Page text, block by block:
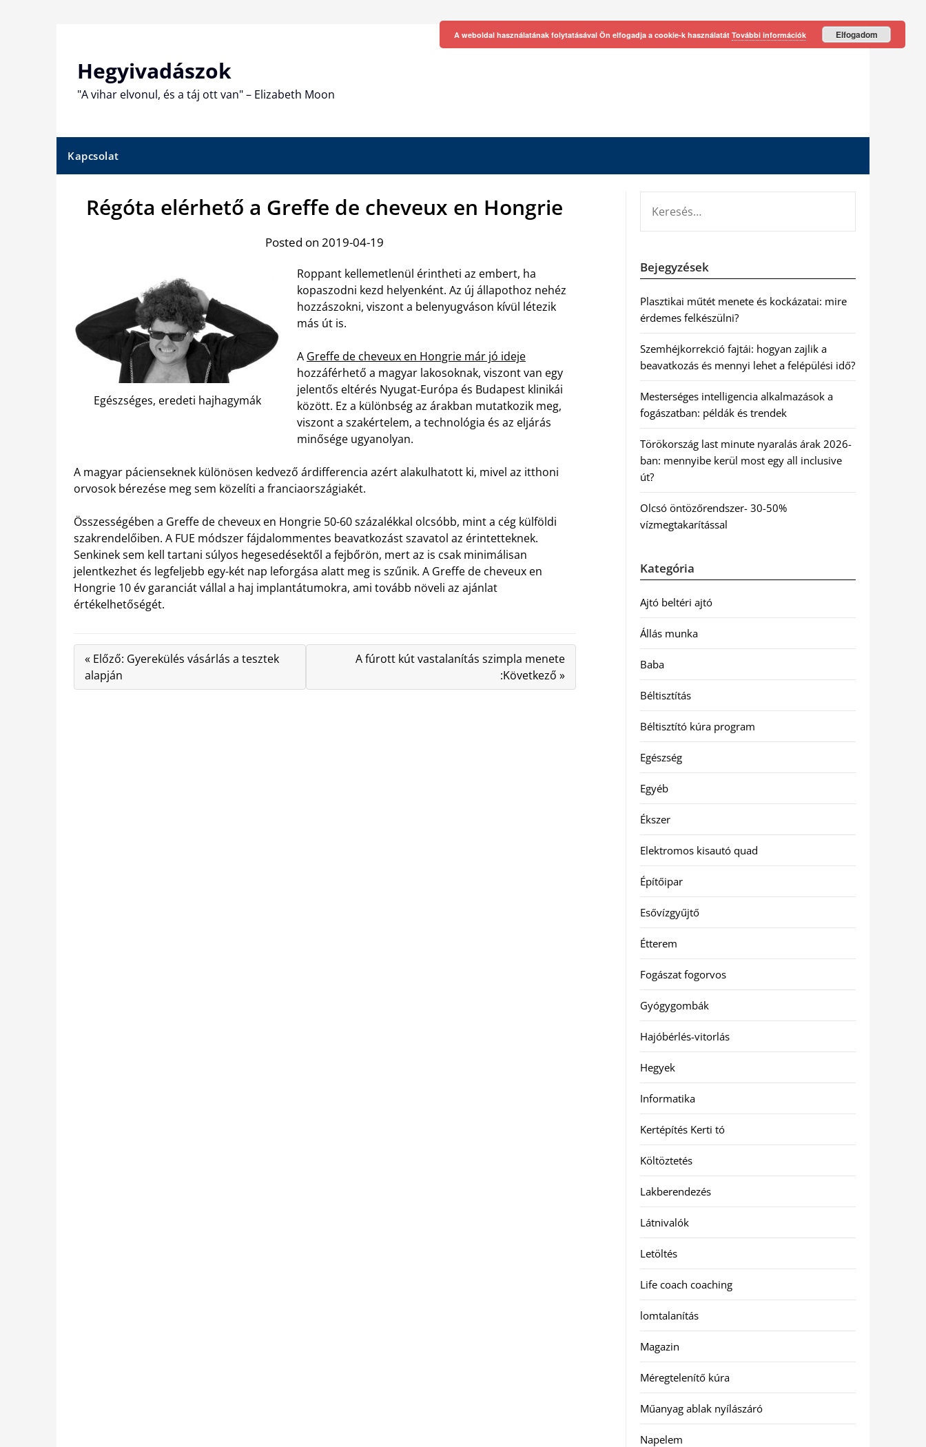
Hegyivadászok
"A vihar elvonul, és a táj ott van" – Elizabeth Moon
Kapcsolat
Régóta elérhető a Greffe de cheveux en Hongrie
Posted on 2019-04-19
Egészséges, eredeti hajhagymák
Roppant kellemetlenül érintheti az embert, ha
kopaszodni kezd helyenként. Az új állapothoz nehéz
hozzászokni, viszont a belenyugváson kívül létezik
más út is.
A Greffe de cheveux en Hongrie már jó ideje
hozzáférhető a magyar lakosoknak, viszont van egy
jelentős eltérés Nyugat-Európa és Budapest klinikái
között. Ez a különbség az árakban mutatkozik meg,
viszont a szakértelem, a technológia és az eljárás
minősége ugyanolyan.
A magyar pácienseknek különösen kedvező árdifferencia azért alakulhatott ki, mivel az itthoni
orvosok bérezése meg sem közelíti a franciaországiakét.
Összességében a Greffe de cheveux en Hongrie 50-60 százalékkal olcsóbb, mint a cég külföldi
szakrendelőiben. A FUE módszer fájdalommentes beavatkozást szavatol az érintetteknek.
Senkinek sem kell tartani súlyos hegesedésektől a fejbőrön, mert az is csak minimálisan
jelentkezhet és legfeljebb egy-két nap leforgása alatt meg is szűnik. A Greffe de cheveux en
Hongrie 10 év garanciát vállal a haj implantátumokra, ami tovább növeli az ajánlat
értékelhetőségét.
« Előző: Gyerekülés vásárlás a tesztek
alapján
A fúrott kút vastalanítás szimpla menete
:Következő »
Bejegyzések
Plasztikai műtét menete és kockázatai: mire
érdemes felkészülni?
Szemhéjkorrekció fajtái: hogyan zajlik a
beavatkozás és mennyi lehet a felépülési idő?
Mesterséges intelligencia alkalmazások a
fogászatban: példák és trendek
Törökország last minute nyaralás árak 2026-
ban: mennyibe kerül most egy all inclusive
út?
Olcsó öntözőrendszer- 30-50%
vízmegtakarítással
Kategória
Ajtó beltéri ajtó
Állás munka
Baba
Béltisztítás
Béltisztító kúra program
Egészség
Egyéb
Ékszer
Elektromos kisautó quad
Építőipar
Esővízgyűjtő
Étterem
Fogászat fogorvos
Gyógygombák
Hajóbérlés-vitorlás
Hegyek
Informatika
Kertépítés Kerti tó
Költöztetés
Lakberendezés
Látnivalók
Letöltés
Life coach coaching
lomtalanítás
Magazin
Méregtelenítő kúra
Műanyag ablak nyílászáró
Napelem
A weboldal használatának folytatásával Ön elfogadja a cookie-k használatát További információk Elfogadom